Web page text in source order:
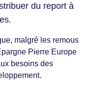
du report à
malgré les remous
Pierre Europe
besoins des